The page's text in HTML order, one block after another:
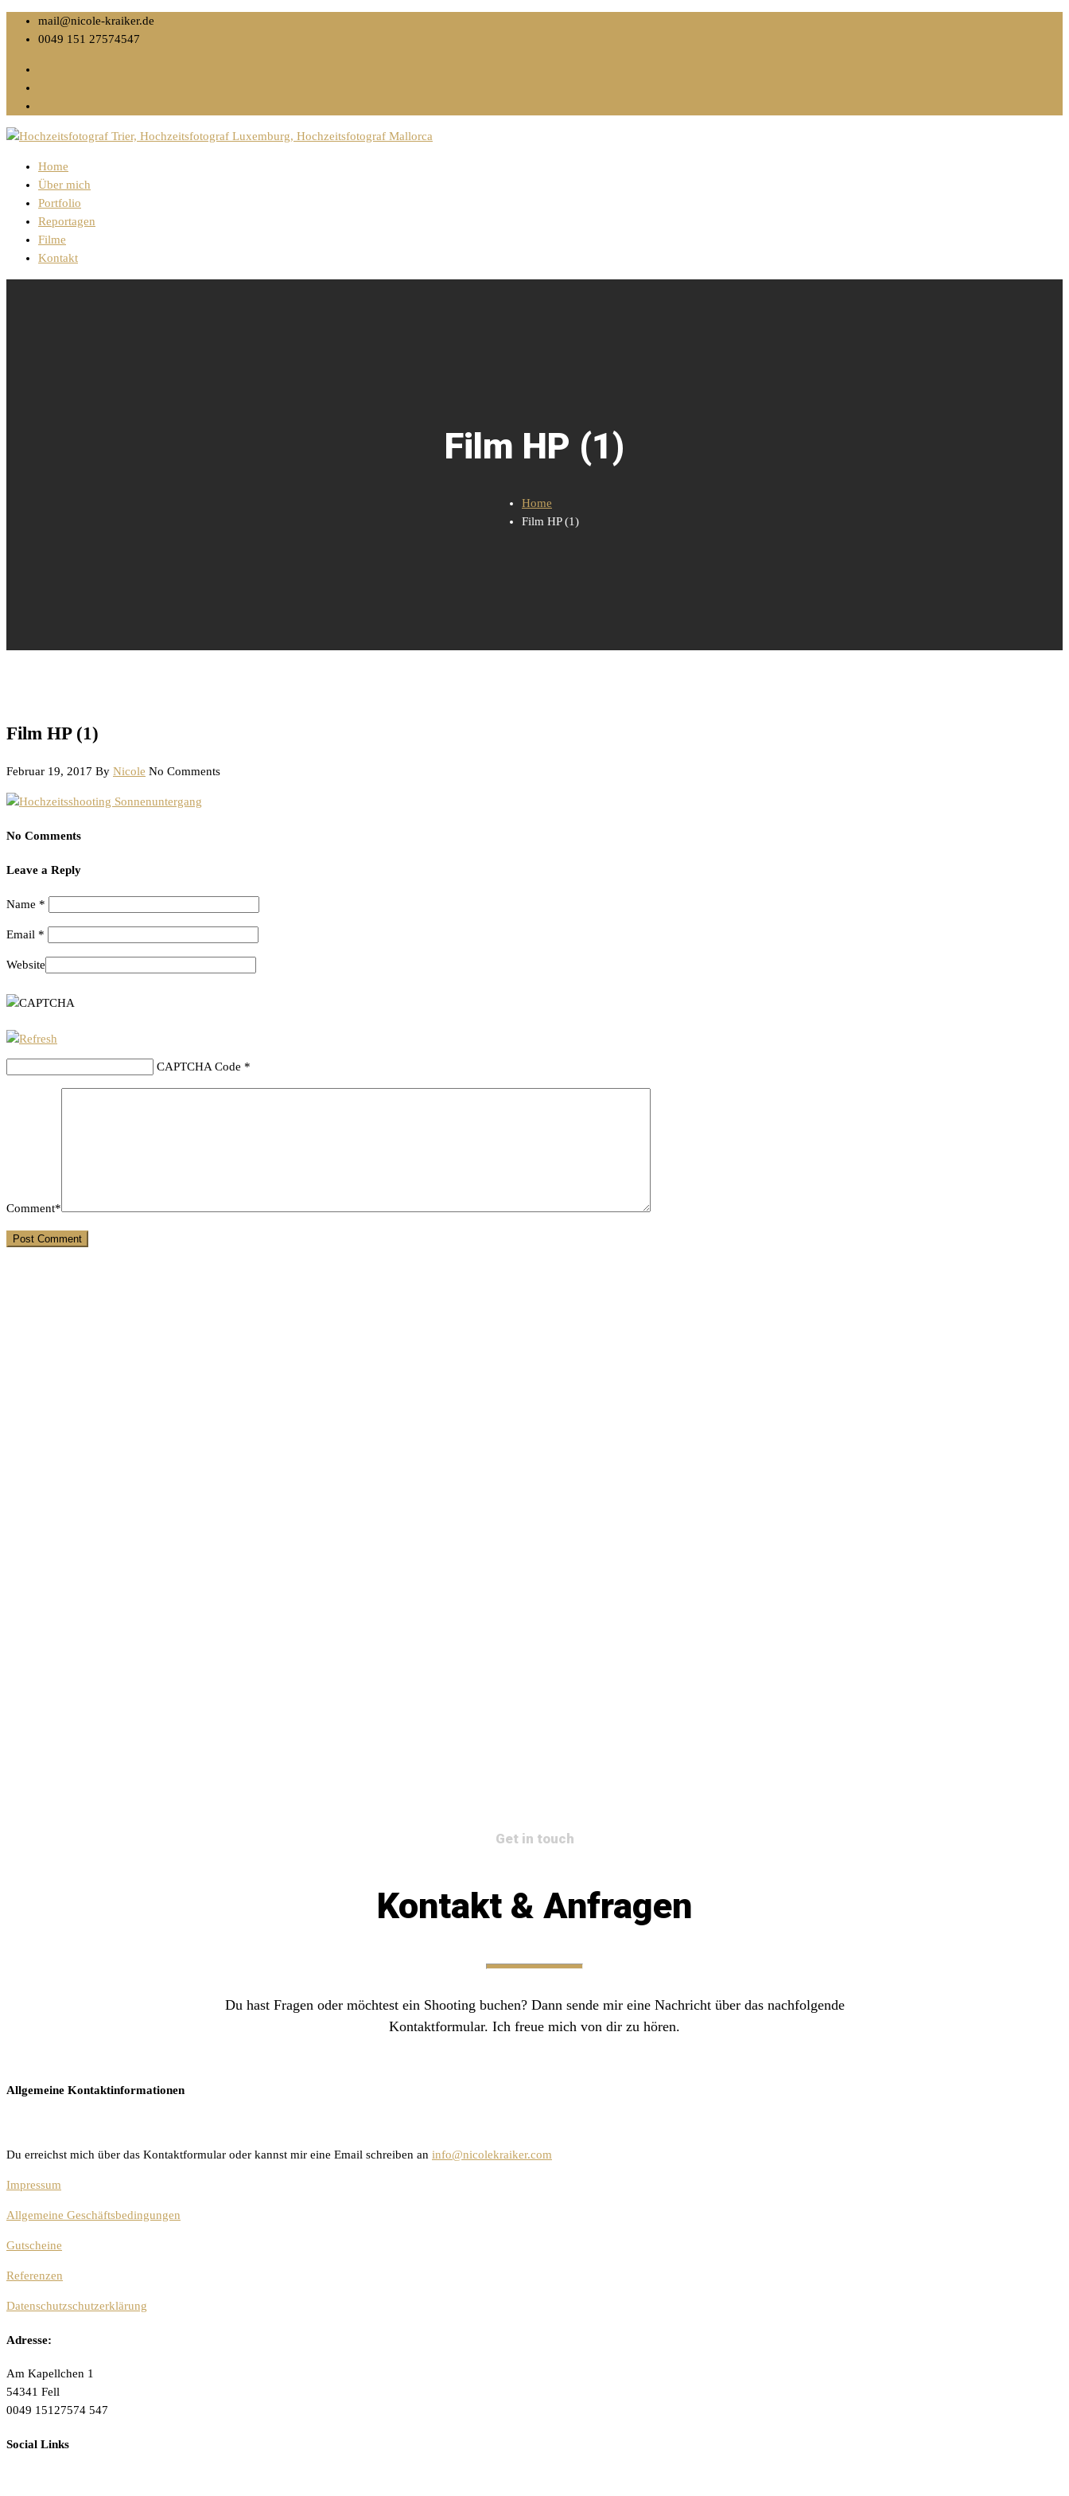
mail@nicole-kraiker.de
0049 151 27574547
Home
Über mich
Portfolio
Reportagen
Filme
Kontakt
Film HP (1)
Home
Film HP (1)
Film HP (1)
Februar 19, 2017 By Nicole No Comments
No Comments
Leave a Reply
Name *
Email *
Website
CAPTCHA Code *
Comment*
Get in touch
Kontakt & Anfragen
Du hast Fragen oder möchtest ein Shooting buchen? Dann sende mir eine Nachricht über das nachfolgende
Kontaktformular. Ich freue mich von dir zu hören.
Allgemeine Kontaktinformationen
Du erreichst mich über das Kontaktformular oder kannst mir eine Email schreiben an info@nicolekraiker.com
Impressum
Allgemeine Geschäftsbedingungen
Gutscheine
Referenzen
Datenschutzschutzerklärung
Adresse:
Am Kapellchen 1
54341 Fell
0049 15127574 547
Social Links